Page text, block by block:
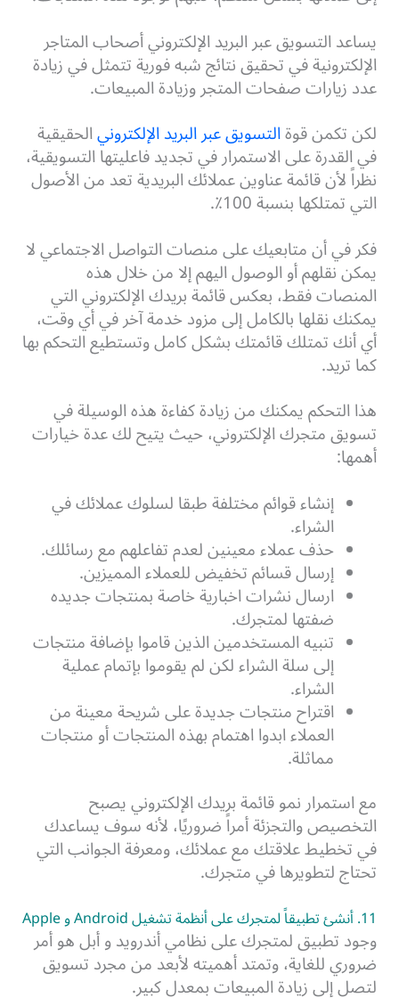
يساعد التسويق عبر البريد الإلكتروني أصحاب المتاجر
الإلكترونية في تحقيق نتائج شبه فورية تتمثل في زيادة
عدد زيارات صفحات المتجر وزيادة المبيعات.
لكن تكمن قوةالتسويق عبر البريد الإلكترونيالحقيقية
في القدرة على الاستمرار في تجديد فاعليتها التسويقية،
نظراً لأن قائمة عناوين عملائك البريدية تعد من الأصول
التي تمتلكها بنسبة 100٪.
فكر في أن متابعيك على منصات التواصل الاجتماعي لا
يمكن نقلهم أو الوصول اليهم إلا من خلال هذه
المنصات فقط، بعكس قائمة بريدك الإلكتروني التي
يمكنك نقلها بالكامل إلى مزود خدمة آخر في أي وقت،
أي أنك تمتلك قائمتك بشكل كامل وتستطيع التحكم بها
كما تريد.
هذا التحكم يمكنك من زيادة كفاءة هذه الوسيلة في
تسويق متجرك الإلكتروني، حيث يتيح لك عدة خيارات
أهمها:
إنشاء قوائم مختلفة طبقا لسلوك عملائك في
الشراء.
حذف عملاء معينين لعدم تفاعلهم مع رسائلك.
إرسال قسائم تخفيض للعملاء المميزين.
ارسال نشرات اخبارية خاصة بمنتجات جديده
ضفتها لمتجرك.
تنبيه المستخدمين الذين قاموا بإضافة منتجات
إلى سلة الشراء لكن لم يقوموا بإتمام عملية
الشراء.
اقتراح منتجات جديدة على شريحة معينة من
العملاء ابدوا اهتمام بهذه المنتجات أو منتجات
مماثلة.
مع استمرار نمو قائمة بريدك الإلكتروني يصبح
التخصيص والتجزئة أمراً ضروريًا، لأنه سوف يساعدك
في تخطيط علاقتك مع عملائك، ومعرفة الجوانب التي
تحتاج لتطويرها في متجرك.
11. أنشئ تطبيقاً لمتجرك على أنظمة تشغيل Android و Apple
وجود تطبيق لمتجرك على نظامي أندرويد و أبل هو أمر
ضروري للغاية، وتمتد أهميته لأبعد من مجرد تسويق
لتصل إلى زيادة المبيعات بمعدل كبير.